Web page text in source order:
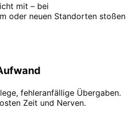
mit – bei
oder neuen Standorten stoßen
fehleranfällige Übergaben.
Zeit und Nerven.